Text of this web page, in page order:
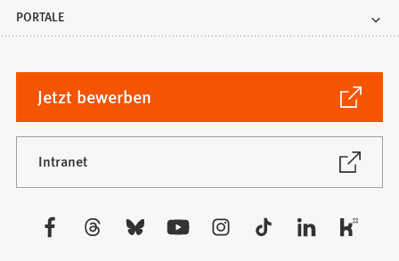
PORTALE
Jetzt bewerben
(Öffnet
in
einem
neuen
Tab)
Intranet
(Öffnet
neuen
Besuchen